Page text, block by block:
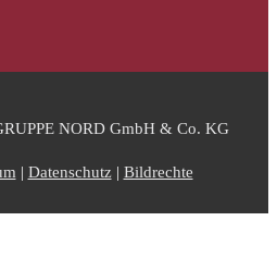
NORD GmbH & Co. KG
| Datenschutz| Bildrechte